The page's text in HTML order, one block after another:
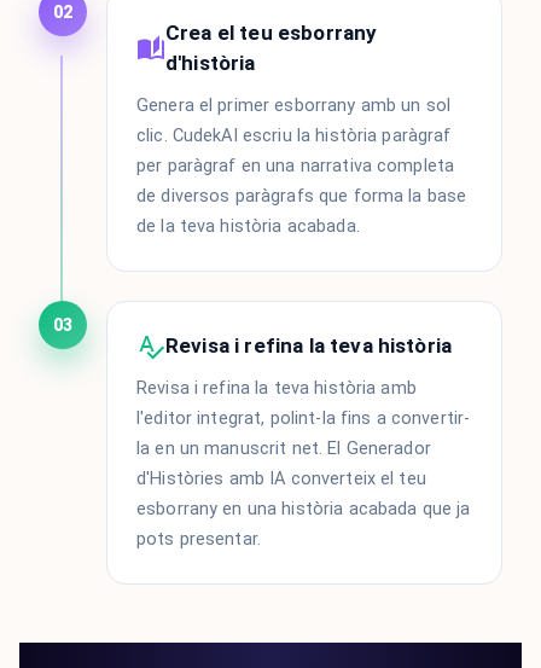
02
Crea el teu esborrany
d'història
Genera el primer esborrany amb un sol
clic. CudekAI escriu la història paràgraf
per paràgraf en una narrativa completa
de diversos paràgrafs que forma la base
de la teva història acabada.
03
Revisa i refina la teva història
Revisa i refina la teva història amb
l'editor integrat, polint-la fins a convertir-
la en un manuscrit net. El Generador
d'Històries amb IA converteix el teu
esborrany en una història acabada que ja
pots presentar.